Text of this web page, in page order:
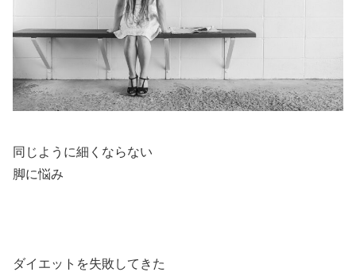
同じように細くならない
脚に悩み
ダイエットを失敗してきた